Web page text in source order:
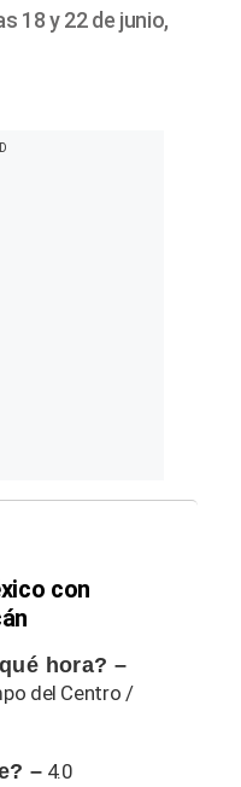
18 y 22 de junio,
con
hora? –
del Centro /
– 4.0